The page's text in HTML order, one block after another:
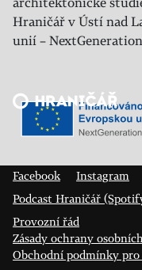
Hraničář v Ústí nad
unií –
Veřejný sál Hraničář,
Facebook
Instagram
Podcast Hraničář
Provozní řád
Zásady ochrany
Obchodní podmínky